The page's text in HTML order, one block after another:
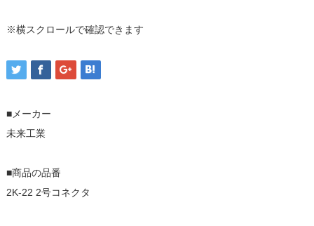
※横スクロールで確認できます
■メーカー
未来工業
■商品の品番
2K-22 2号コネクタ